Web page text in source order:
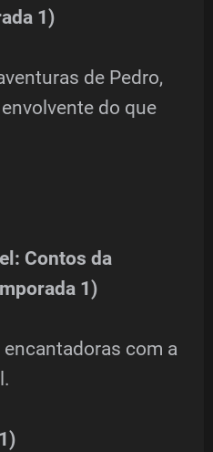
1)
de Pedro,
do que
Contos da
1)
com a